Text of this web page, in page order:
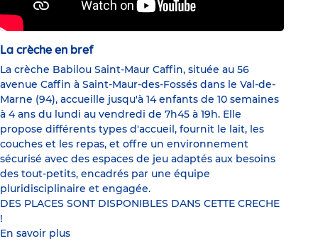
La crèche en bref
La crèche Babilou Saint-Maur Caffin, située au 56
avenue Caffin à Saint-Maur-des-Fossés dans le Val-de-
Marne (94), accueille jusqu'à 14 enfants de 10 semaines
à 4 ans du lundi au vendredi de 7h45 à 19h. Elle
propose différents types d'accueil, fournit le lait, les
couches et les repas, et offre un environnement
sécurisé avec des espaces de jeu adaptés aux besoins
des tout-petits, encadrés par une équipe
pluridisciplinaire et engagée.
DES PLACES SONT DISPONIBLES DANS CETTE CRECHE
!
En savoir plus